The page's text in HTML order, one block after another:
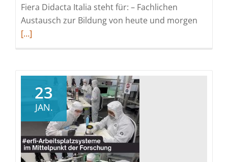
Fiera Didacta Italia steht für: – Fachlichen
Austausch zur Bildung von heute und morgen
[…]
23
JAN.